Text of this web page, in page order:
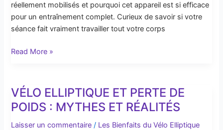
réellement mobilisés et pourquoi cet appareil est si efficace
pour un entraînement complet. Curieux de savoir si votre
séance fait vraiment travailler tout votre corps
Read More »
VÉLO ELLIPTIQUE ET PERTE DE
POIDS : MYTHES ET RÉALITÉS
Laisser un commentaire / Les Bienfaits du Vélo Elliptique
Vélo
Elliptique
Perte